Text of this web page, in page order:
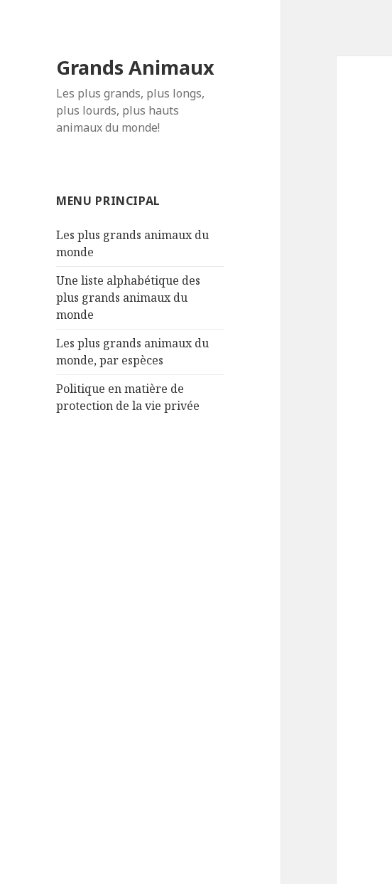
Grands Animaux
Les plus grands, plus longs,
plus lourds, plus hauts
animaux du monde!
MENU PRINCIPAL
Les plus grands animaux du
monde
Une liste alphabétique des
plus grands animaux du
monde
Les plus grands animaux du
monde, par espèces
Politique en matière de
protection de la vie privée